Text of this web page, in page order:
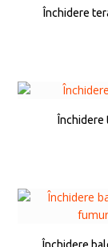
Închidere
Închidere